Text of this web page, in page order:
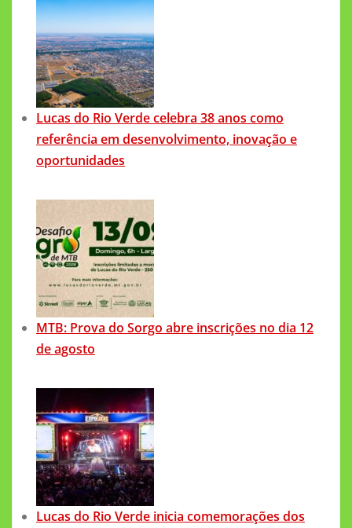
Lucas do Rio Verde celebra 38 anos como
referência em desenvolvimento, inovação e
oportunidades
MTB: Prova do Sorgo abre inscrições no dia 12
de agosto
Lucas do Rio Verde inicia comemorações dos